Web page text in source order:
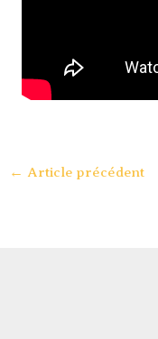
← Article précédent